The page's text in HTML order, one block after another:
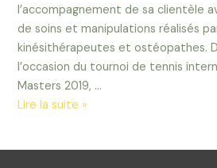
l’accompagnement de sa clientèle
de soins et manipulations réalisés
kinésithérapeutes et ostéopathes.
l’occasion du tournoi de tennis
Masters 2019, …
Lire la suite »